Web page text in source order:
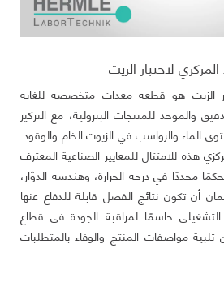
المركزي لاختبار الزيت
الزيت هو قطعة معدات متخصصة للغاية
والموحد للمنتجات البترولية، مع التركيز
والرواسب في الزيوت الخام والوقود.
هذه للامتثال للمعايير الصناعية المعترف
محددًا في درجة الحرارة، وهندسة الدوّار،
أن تكون نتائج الفصل قابلة للدفاع عنها
التشغيلي حاسمًا لمراقبة الجودة في قطاع
مواصفات المنتج والوفاء بالمتطلبات